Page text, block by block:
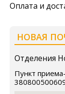
Оплата и
НОВАЯ
Отделения
Пункт